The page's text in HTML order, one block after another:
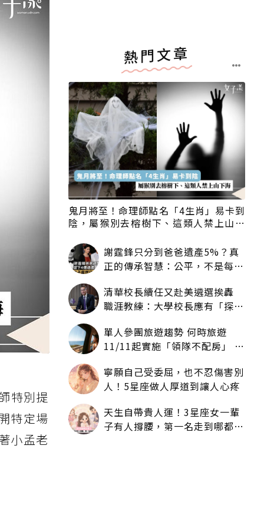
特別提
特定場
小孟老
熱門文章
鬼月將至！命理師點名「4生肖」易卡到
陰，屬猴別去榕樹下、這類人禁上山下
謝霆鋒只分到爸爸遺產5%？真
正的傳承智慧：公平，不是每個
清華校長續任又赴美遴選挨轟
職涯教練：大學校長應有「探
單人參團旅遊趨勢 何時旅遊
11/11起實施「領隊不配房」 落
寧願自己受委屈，也不忍傷害別
人！5星座做人厚道到讓人心疼
天生自帶貴人運！3星座女一輩
子有人撐腰，第一名走到哪都吃